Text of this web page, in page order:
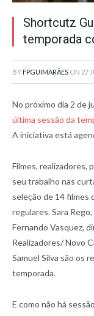
Shortcutz
temporada
BY FPGUIMARÃES ON 27
No próximo dia 2 de
última sessão da
A iniciativa está
Filmes, realizadores,
seu trabalho nas
seleção de 14 filmes
regulares. Sara
Fernando Vasquez,
Realizadores/ Novo
Samuel Silva são os
temporada.
E como não há